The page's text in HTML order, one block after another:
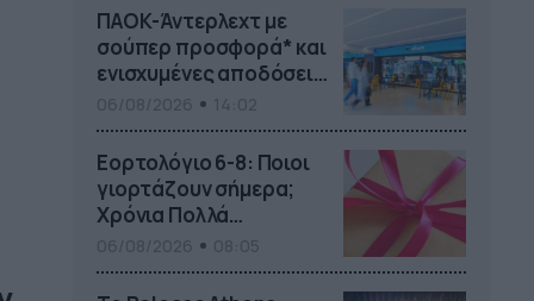
ΠΑΟΚ-Άντερλεχτ με
σούπερ προσφορά* και
ενισχυμένες αποδόσεις
το Pamestoixima.gr
Εορτολόγιο 6-8: Ποιοι
γιορτάζουν σήμερα;
Χρόνια Πολλά…